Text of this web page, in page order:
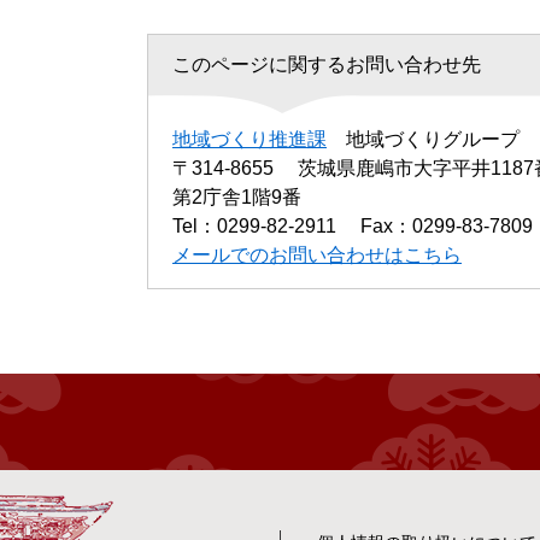
このページに関するお問い合わせ先
地域づくり推進課
地域づくりグループ
〒314-8655
茨城県鹿嶋市大字平井1187
第2庁舎1階9番
Tel：0299-82-2911
Fax：0299-83-7809
メールでのお問い合わせはこちら